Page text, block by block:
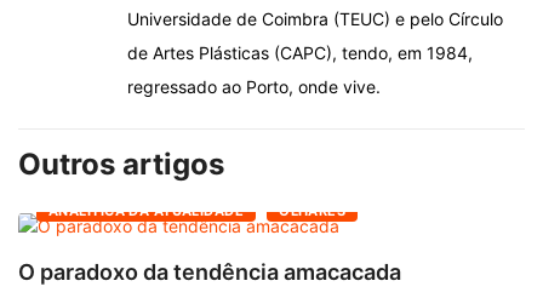
Universidade de Coimbra (TEUC) e pelo Círculo
de Artes Plásticas (CAPC), tendo, em 1984,
regressado ao Porto, onde vive.
Outros artigos
ANALÍTICA DA ATUALIDADE OLHARES
O paradoxo da tendência amacacada